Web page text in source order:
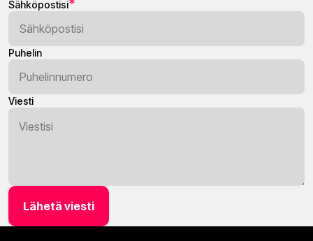
Sähköpostisi
Puhelin
Viesti
Lähetä viesti